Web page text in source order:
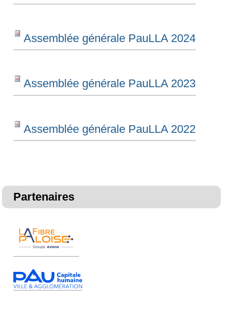
Assemblée générale PauLLA 2024
Assemblée générale PauLLA 2023
Assemblée générale PauLLA 2022
Partenaires